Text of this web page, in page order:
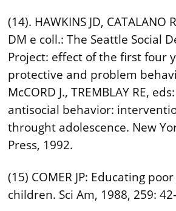
(14). HAWKINS JD, CATALANO
DM e coll.: The Seattle Social
Project: effect of the first four
protective and problem
McCORD J., TREMBLAY RE,
antisocial behavior:
throught adolescence. New
Press, 1992.
(15) COMER JP: Educating
children. Sci Am, 1988, 259: